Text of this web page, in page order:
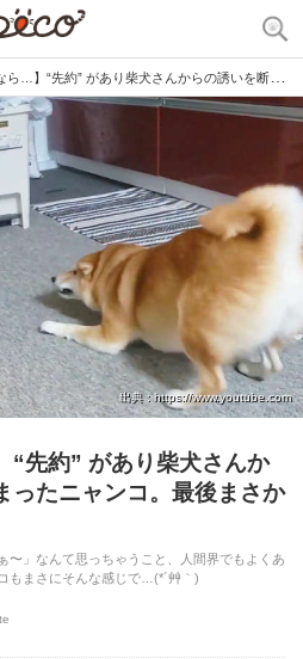
” があり柴犬さんからの誘いを断ってしまったニャンコ。最後まさかの展開に♪
出典 : https://www.youtube.com
“先約” があり柴犬さんか
ったニャンコ。最後まさか
〜」なんて思っちゃうこと、人間界でもよくあ
もまさにそんな感じで…(*´艸｀)